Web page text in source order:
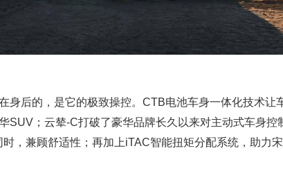
身后的，是它的极致操控。CTB电池车身一体化技术让
SUV；云辇-C打破了豪华品牌长久以来对主动式车身控
，兼顾舒适性；再加上iTAC智能扭矩分配系统，助力